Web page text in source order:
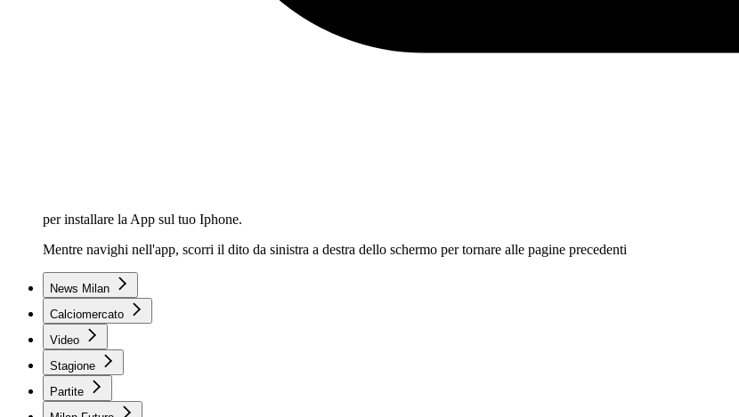
per installare la App sul tuo Iphone.
Mentre navighi nell'app, scorri il dito da sinistra a destra dello schermo per tornare alle pagine precedenti
News Milan
Calciomercato
Video
Stagione
Partite